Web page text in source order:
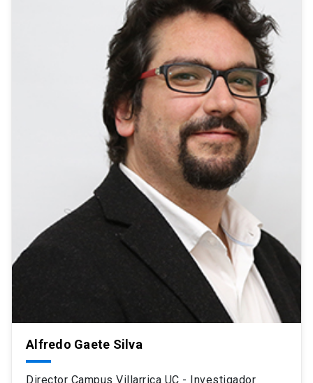
Alfredo Gaete Silva
Director Campus Villarrica UC - Investigador